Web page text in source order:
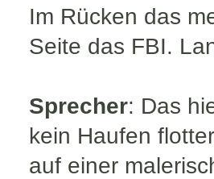
Im Rücken das
Seite das FBI.
Sprecher: Das
kein Haufen
auf einer